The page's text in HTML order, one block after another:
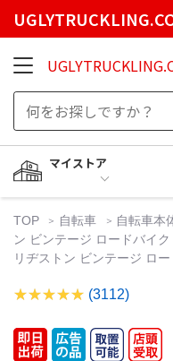
マイストア
TOP 自転車 自転車本
ン ビンテージ ロードバイ
リヂストン ビンテージ ロー
(3112)